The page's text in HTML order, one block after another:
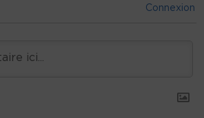
Connexion